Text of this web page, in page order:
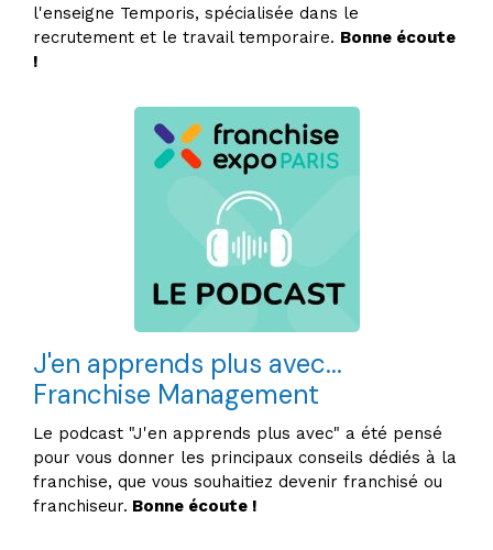
l'enseigne Temporis, spécialisée dans le
recrutement et le travail temporaire. Bonne écoute
!
J'en apprends plus avec...
Franchise Management
Le podcast "J'en apprends plus avec" a été pensé
pour vous donner les principaux conseils dédiés à la
franchise, que vous souhaitiez devenir franchisé ou
franchiseur. Bonne écoute !